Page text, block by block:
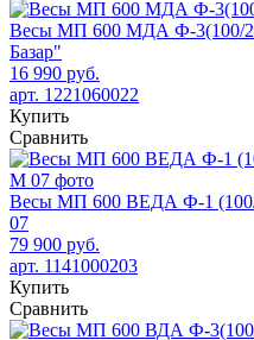
Весы МП 600 МДА Ф-3(100/
Базар"
16 990 руб.
арт. 1221060022
Купить
Сравнить
Весы МП 600 ВЕДА Ф-1
07
79 900 руб.
арт. 1141000203
Купить
Сравнить